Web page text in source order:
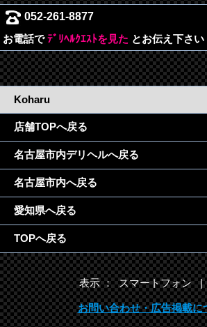
052-261-8877
お電話でﾃﾞﾘﾍﾙｸｴｽﾄを見た とお伝え下さい
Koharu
店舗TOPへ戻る
名古屋市内デリヘルへ戻る
名古屋市内へ戻る
愛知県へ戻る
TOPへ戻る
表示 ： スマートフォン
お問い合わせ・広告掲載に